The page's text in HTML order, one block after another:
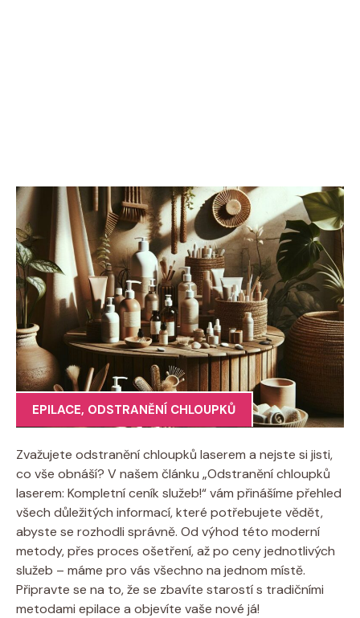
EPILACE, ODSTRANĚNÍ CHLOUPKŮ
Zvažujete odstranění chloupků laserem a nejste si jisti,
co vše obnáší? V našem článku „Odstranění chloupků
laserem: Kompletní ceník služeb!“ vám přinášíme přehled
všech důležitých informací, které potřebujete vědět,
abyste se rozhodli správně. Od výhod této moderní
metody, přes proces ošetření, až po ceny jednotlivých
služeb – máme pro vás všechno na jednom místě.
Připravte se na to, že se zbavíte starostí s tradičními
metodami epilace a objevíte vaše nové já!